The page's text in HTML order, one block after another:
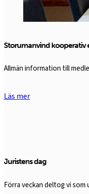
Storumanvind kooperativ
Allmän information till
Läs mer
Juristens dag
Förra veckan deltog vi